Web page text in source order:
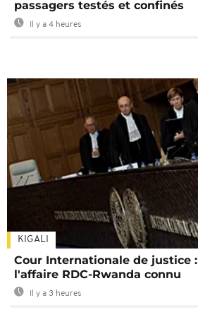
passagers testés et confinés
Il y a 4 heures
KIGALI
Cour Internationale de justice
l'affaire RDC-Rwanda connu
Il y a 3 heures